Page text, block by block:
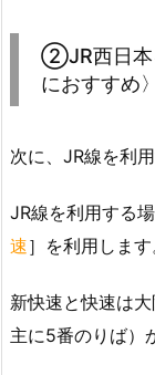
②JR西日本
におすすめ〉
次に、JR線を利用
JR線を利用する
速］を利用します
新快速と快速は
主に5番のりば）